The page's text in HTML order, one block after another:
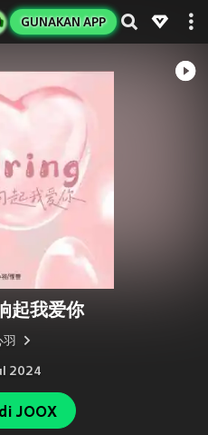
GUNAKAN APP
起我爱你
羽
2024
JOOX